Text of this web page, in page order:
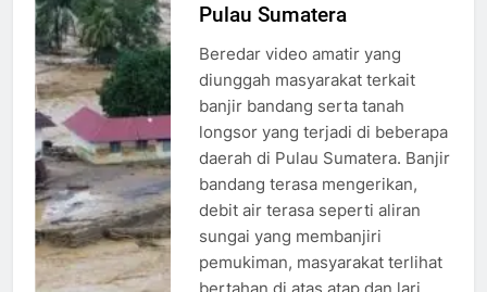
Foto:
ANTARA
FOTO/Iggoy
el Fitra
Pulau Sumatera
Beredar video amatir yang
diunggah masyarakat terkait
banjir bandang serta tanah
longsor yang terjadi di beberapa
daerah di Pulau Sumatera. Banjir
bandang terasa mengerikan,
debit air terasa seperti aliran
sungai yang membanjiri
pemukiman, masyarakat terlihat